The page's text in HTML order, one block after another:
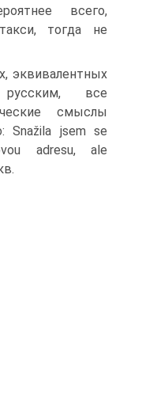
всего,
тогда не
эквивалентных
все
смыслы
Snažila jsem se
adresu, ale